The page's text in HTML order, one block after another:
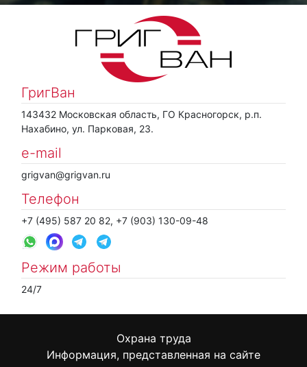
ГригВан
143432 Московская область, ГО Красногорск, р.п.
Нахабино, ул. Парковая, 23.
e-mail
grigvan@grigvan.ru
Телефон
+7 (495) 587 20 82, +7 (903) 130-09-48
Режим работы
24/7
Охрана труда
Информация, представленная на сайте